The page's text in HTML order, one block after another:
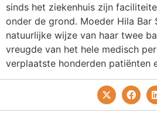
sinds het ziekenhuis zijn
onder de grond. Moeder Hila Bar
natuurlijke wijze van haar twee
vreugde van het hele medisch
verplaatste honderden patiënten